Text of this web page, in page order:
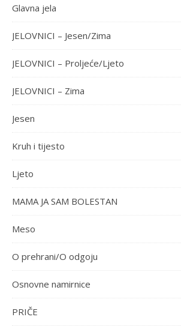
Glavna jela
JELOVNICI – Jesen/Zima
JELOVNICI – Proljeće/Ljeto
JELOVNICI – Zima
Jesen
Kruh i tijesto
Ljeto
MAMA JA SAM BOLESTAN
Meso
O prehrani/O odgoju
Osnovne namirnice
PRIČE